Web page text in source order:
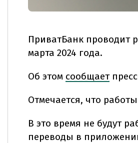
ПриватБанк проводит
марта 2024 года.
Об этом сообщает
Отмечается, что
В это время не будут
переводы в